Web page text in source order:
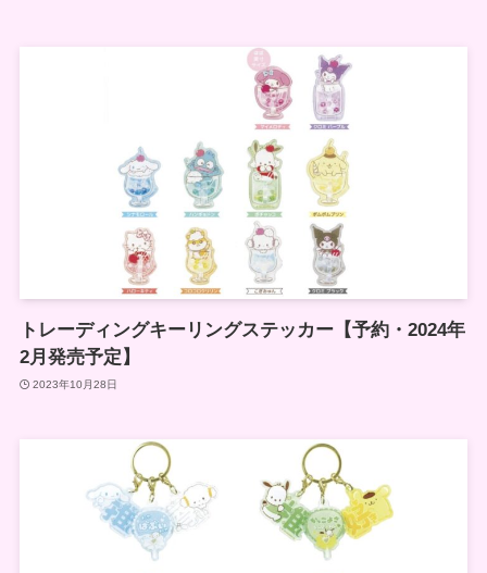
トレーディングキーリングステッカー【予約・2024年
2月発売予定】
2023年10月28日